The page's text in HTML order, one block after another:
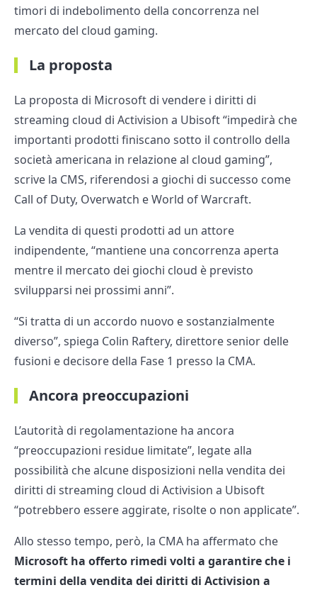
timori di indebolimento della concorrenza nel
mercato del cloud gaming.
La proposta
La proposta di Microsoft di vendere i diritti di
streaming cloud di Activision a Ubisoft “impedirà che
importanti prodotti finiscano sotto il controllo della
società americana in relazione al cloud gaming”,
scrive la CMS, riferendosi a giochi di successo come
Call of Duty, Overwatch e World of Warcraft.
La vendita di questi prodotti ad un attore
indipendente, “mantiene una concorrenza aperta
mentre il mercato dei giochi cloud è previsto
svilupparsi nei prossimi anni”.
“Si tratta di un accordo nuovo e sostanzialmente
diverso”, spiega Colin Raftery, direttore senior delle
fusioni e decisore della Fase 1 presso la CMA.
Ancora preoccupazioni
L’autorità di regolamentazione ha ancora
“preoccupazioni residue limitate”, legate alla
possibilità che alcune disposizioni nella vendita dei
diritti di streaming cloud di Activision a Ubisoft
“potrebbero essere aggirate, risolte o non applicate”.
Allo stesso tempo, però, la CMA ha affermato che
Microsoft ha offerto rimedi volti a garantire che i
termini della vendita dei diritti di Activision a